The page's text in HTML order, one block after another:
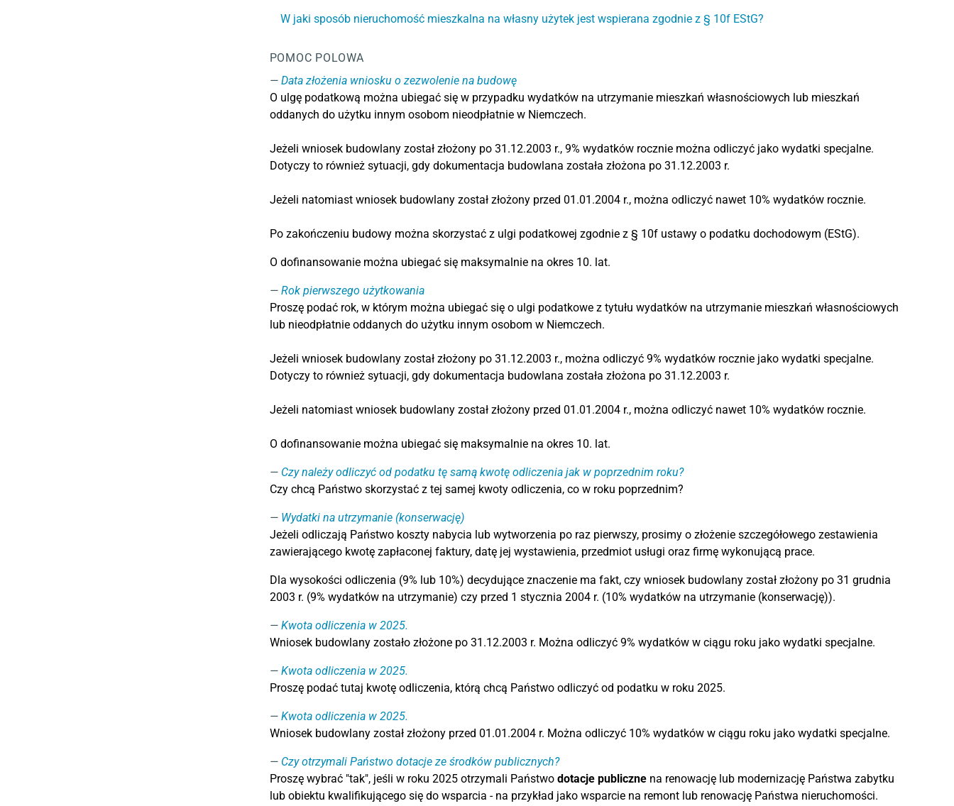
W jaki sposób nieruchomość mieszkalna na własny użytek jest wspierana zgodnie z § 10f EStG?
POMOC POLOWA
Data złożenia wniosku o zezwolenie na budowę
O ulgę podatkową można ubiegać się w przypadku wydatków na utrzymanie mieszkań własnościowych lub mieszkań
oddanych do użytku innym osobom nieodpłatnie w Niemczech.
Jeżeli wniosek budowlany został złożony po 31.12.2003 r., 9% wydatków rocznie można odliczyć jako wydatki specjalne.
Dotyczy to również sytuacji, gdy dokumentacja budowlana została złożona po 31.12.2003 r.
Jeżeli natomiast wniosek budowlany został złożony przed 01.01.2004 r., można odliczyć nawet 10% wydatków rocznie.
Po zakończeniu budowy można skorzystać z ulgi podatkowej zgodnie z § 10f ustawy o podatku dochodowym (EStG).
O dofinansowanie można ubiegać się maksymalnie na okres 10. lat.
Rok pierwszego użytkowania
Proszę podać rok, w którym można ubiegać się o ulgi podatkowe z tytułu wydatków na utrzymanie mieszkań własnościowych
lub nieodpłatnie oddanych do użytku innym osobom w Niemczech.
Jeżeli wniosek budowlany został złożony po 31.12.2003 r., można odliczyć 9% wydatków rocznie jako wydatki specjalne.
Dotyczy to również sytuacji, gdy dokumentacja budowlana została złożona po 31.12.2003 r.
Jeżeli natomiast wniosek budowlany został złożony przed 01.01.2004 r., można odliczyć nawet 10% wydatków rocznie.
O dofinansowanie można ubiegać się maksymalnie na okres 10. lat.
Czy należy odliczyć od podatku tę samą kwotę odliczenia jak w poprzednim roku?
Czy chcą Państwo skorzystać z tej samej kwoty odliczenia, co w roku poprzednim?
Wydatki na utrzymanie (konserwację)
Jeżeli odliczają Państwo koszty nabycia lub wytworzenia po raz pierwszy, prosimy o złożenie szczegółowego zestawienia
zawierającego kwotę zapłaconej faktury, datę jej wystawienia, przedmiot usługi oraz firmę wykonującą prace.
Dla wysokości odliczenia (9% lub 10%) decydujące znaczenie ma fakt, czy wniosek budowlany został złożony po 31 grudnia
2003 r. (9% wydatków na utrzymanie) czy przed 1 stycznia 2004 r. (10% wydatków na utrzymanie (konserwację)).
Kwota odliczenia w 2025.
Wniosek budowlany zostało złożone po 31.12.2003 r. Można odliczyć 9% wydatków w ciągu roku jako wydatki specjalne.
Kwota odliczenia w 2025.
Proszę podać tutaj kwotę odliczenia, którą chcą Państwo odliczyć od podatku w roku 2025.
Kwota odliczenia w 2025.
Wniosek budowlany został złożony przed 01.01.2004 r. Można odliczyć 10% wydatków w ciągu roku jako wydatki specjalne.
Czy otrzymali Państwo dotacje ze środków publicznych?
Proszę wybrać "tak", jeśli w roku 2025 otrzymali Państwo dotacje publicznena renowację lub modernizację Państwa zabytku
lub obiektu kwalifikującego się do wsparcia - na przykład jako wsparcie na remont lub renowację Państwa nieruchomości.